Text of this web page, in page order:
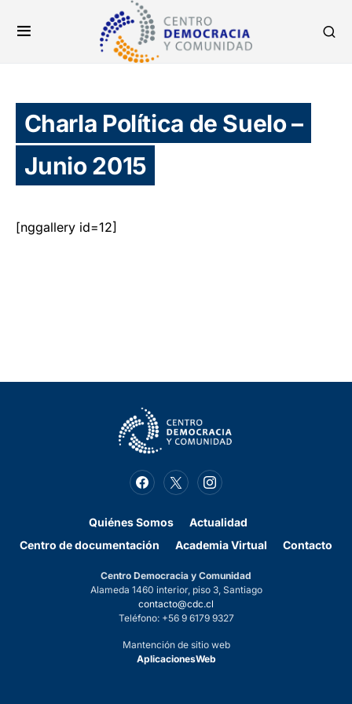
Charla Política de Suelo –
Junio 2015
[nggallery id=12]
Quiénes Somos
Actualidad
Centro de documentación
Academia Virtual Contacto
Centro Democracia y Comunidad
Alameda 1460 interior, piso 3, Santiago
contacto@cdc.cl
Teléfono: +56 9 6179 9327
Mantención de sitio web
AplicacionesWeb